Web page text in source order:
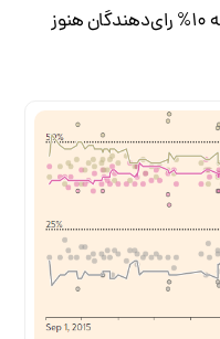
اساس نظرسنجی تایمز مالی نزدیک به ۱۰% رای‌دهندگان هنوز